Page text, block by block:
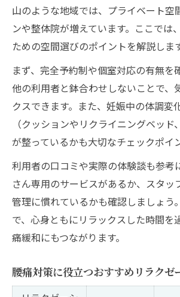
山のような地域では、プライベート空
ンや整体院が増えています。ここでは
ための空間選びのポイントを解説します
まず、完全予約制や個室対応の有無を
他の利用者と鉢合わせしないことで、
クスできます。また、妊娠中の体調変
（クッションやリクライニングベッド
が整っているかも大切なチェックポイ
利用者の口コミや実際の体験談も参考
さん専用のサービスがあるか、スタッ
管理に慣れているかも確認しましょう
で、心身ともにリラックスした時間を
痛緩和にもつながります。
腰痛対策に役立つおすすめリラクゼ